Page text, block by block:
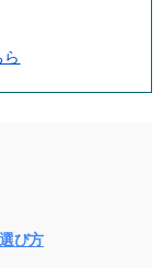
び方